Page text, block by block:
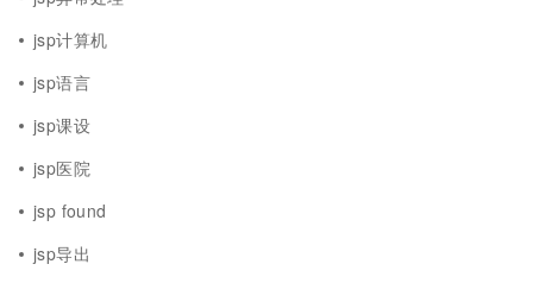
jsp计算机
jsp语言
jsp课设
jsp医院
jsp found
jsp导出